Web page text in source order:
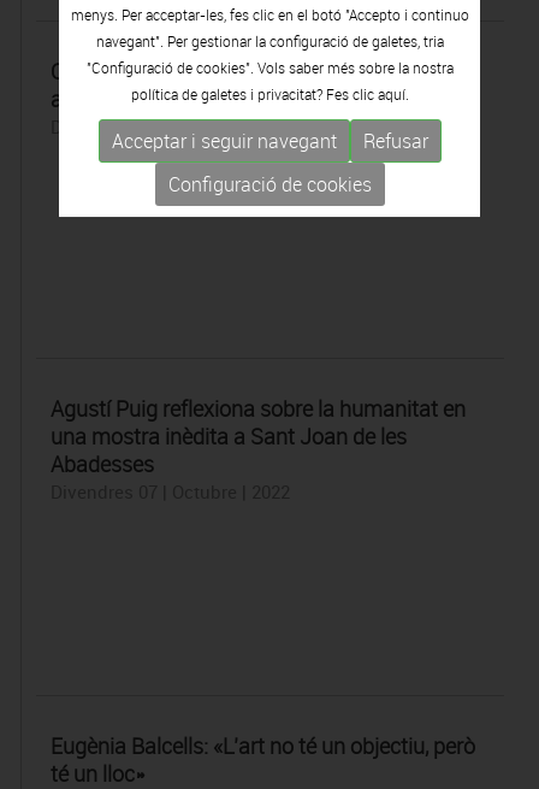
Qüestionar els estereotips femenins i fer-ne
art
Divendres 07 | Octubre | 2022
Agustí Puig reflexiona sobre la humanitat en
una mostra inèdita a Sant Joan de les
Abadesses
Eugènia Balcells: «L’art no té un objectiu, però
té un lloc»
menys. Per acceptar-les, fes clic en el botó "Accepto i continuo
navegant". Per gestionar la configuració de galetes, tria
"Configuració de cookies". Vols saber més sobre la nostra
política de galetes i privacitat? Fes clicaquí.
Acceptar i seguir navegant
Refusar
Configuració de cookies